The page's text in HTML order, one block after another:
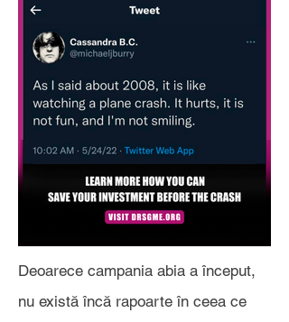
Deoarece campania abia a început,
nu există încă rapoarte în ceea ce